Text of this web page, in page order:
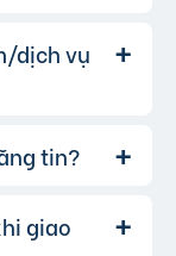
vụ nâng
dịch vụ tin
của chúng
việc làm.
dịch vụ
tìm kiếm
kết quả
danh mục
tin?
phù hợp,
giao